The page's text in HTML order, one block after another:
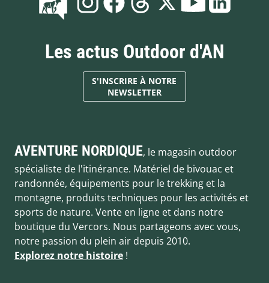
Les actus Outdoor d'AN
S'INSCRIRE À NOTRE
NEWSLETTER
AVENTURE NORDIQUE, le magasin outdoor
spécialiste de l'itinérance. Matériel de bivouac et
randonnée, équipements pour le trekking et la
montagne, produits techniques pour les activités et
sports de nature. Vente en ligne et dans notre
boutique du Vercors. Nous partageons avec vous,
notre passion du plein air depuis 2010.
Explorez notre histoire !